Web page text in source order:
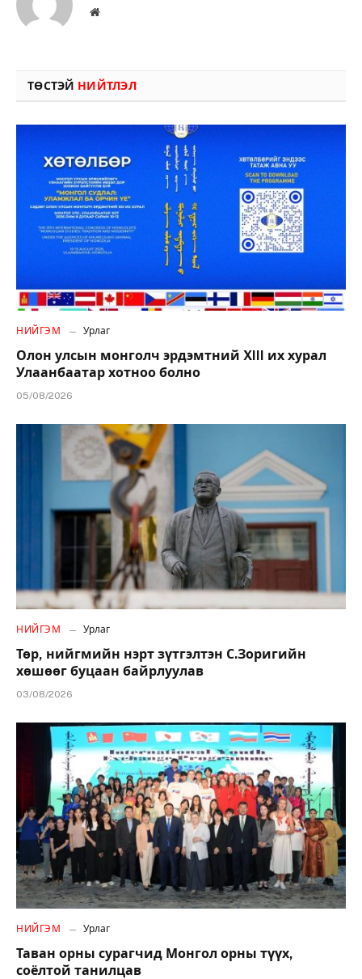
Вэбсайт
ТӨСТЭЙ НИЙТЛЭЛ
НИЙГЭМ Урлаг
Олон улсын монголч эрдэмтний XIII их хурал
Улаанбаатар хотноо болно
05/08/2026
НИЙГЭМ Урлаг
Төр, нийгмийн нэрт зүтгэлтэн С.Зоригийн
хөшөөг буцаан байрлуулав
03/08/2026
НИЙГЭМ Урлаг
Таван орны сурагчид Монгол орны түүх,
соёлтой танилцав